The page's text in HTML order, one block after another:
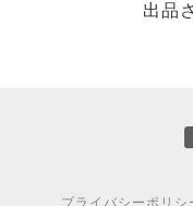
出品
プライバシーポリシ